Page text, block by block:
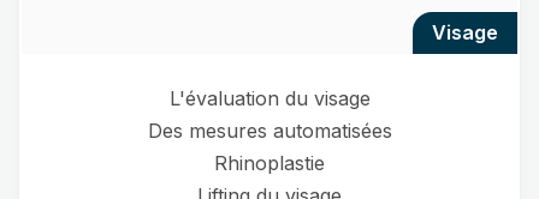
visage
L'évaluation du visage
Des mesures automatisées
Rhinoplastie